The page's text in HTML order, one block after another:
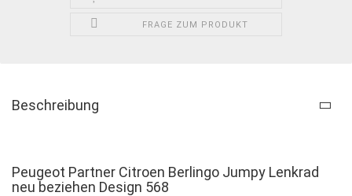
FRAGE ZUM PRODUKT
Beschreibung
Peugeot Partner Citroen Berlingo Jumpy Lenkrad
neu beziehen Design 568